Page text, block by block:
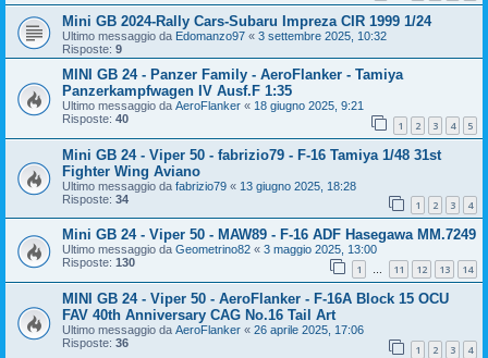
Mini GB 2024-Rally Cars-Subaru Impreza CIR 1999 1/24
Ultimo messaggio da Edomanzo97 « 3 settembre 2025, 10:32
Risposte: 9
MINI GB 24 - Panzer Family - AeroFlanker - Tamiya
Panzerkampfwagen IV Ausf.F 1:35
Ultimo messaggio da AeroFlanker « 18 giugno 2025, 9:21
Risposte: 40 1 2 3 4 5
Mini GB 24 - Viper 50 - fabrizio79 - F-16 Tamiya 1/48 31st
Fighter Wing Aviano
Ultimo messaggio da fabrizio79 « 13 giugno 2025, 18:28
Risposte: 34 1 2 3 4
Mini GB 24 - Viper 50 - MAW89 - F-16 ADF Hasegawa MM.7249
Ultimo messaggio da Geometrino82 « 3 maggio 2025, 13:00
Risposte: 130 1 … 11 12 13 14
MINI GB 24 - Viper 50 - AeroFlanker - F-16A Block 15 OCU
FAV 40th Anniversary CAG No.16 Tail Art
Ultimo messaggio da AeroFlanker « 26 aprile 2025, 17:06
Risposte: 36 1 2 3 4